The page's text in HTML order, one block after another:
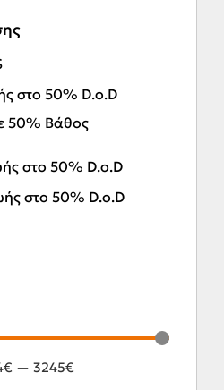
στο 50% D.o.D
50% Βάθος
στο 50% D.o.D
στο 50% D.o.D
€ — 3245€